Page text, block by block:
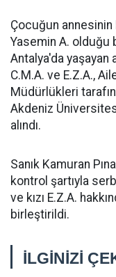
Çocuğun annesinin
Yasemin A. olduğu
Antalya'da
C.M.A. ve E.Z.A.,
Müdürlükleri
Akdeniz
alındı.
Sanık Kamuran
kontrol şartıyla
ve kızı E.Z.A.
birleştirildi.